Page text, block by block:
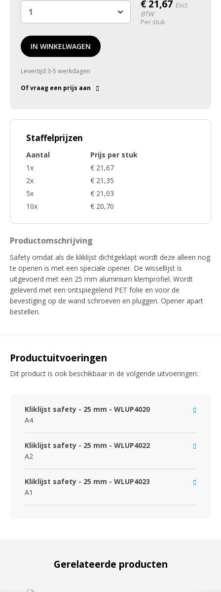
€ 21,67 Excl.
BTW
Per stuk
IN WINKELWAGEN
Levertijd 3-5 werkdagen
Of vraag een prijs aan
Staffelprijzen
Aantal
Prijs per stuk
1x
€ 21,67
2x
€ 21,35
5x
€ 21,03
10x
€ 20,70
Productomschrijving
Safety omdat als de kliklijst dichtgeklapt wordt deze alleen nog
te openen is met een speciale opener. De wissellijst is
uitgevoerd met een 25 mm aluminium klemprofiel. Wordt
geleverd met een ontspiegelend PET folie en voor de
bevestiging op de wand schroeven en pluggen. Opener apart
bestellen.
Productuitvoeringen
Dit product is ook beschikbaar in de volgende uitvoeringen:
Kliklijst safety - 25 mm - WLUP4020
A4
Kliklijst safety - 25 mm - WLUP4022
A2
Kliklijst safety - 25 mm - WLUP4023
A1
Gerelateerde producten